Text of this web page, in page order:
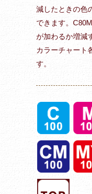
減したときの色
できます。
が加わるか増減
カラーチャート
す。